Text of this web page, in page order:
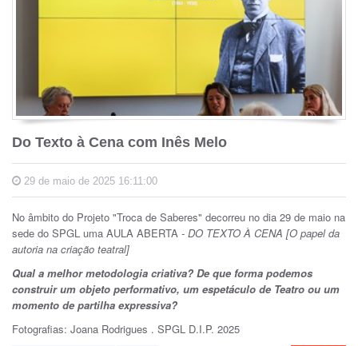
Do Texto à Cena com Inês Melo
29 de maio de 2025 16:11:00
No âmbito do Projeto "Troca de Saberes" decorreu no dia 29 de maio na
sede do SPGL uma AULA ABERTA - DO TEXTO À CENA [O papel da
autoria na criação teatral]
Qual a melhor metodologia criativa? De que forma podemos
construir um objeto performativo, um espetáculo de Teatro ou um
momento de partilha expressiva?
Fotografias: Joana Rodrigues . SPGL D.I.P. 2025